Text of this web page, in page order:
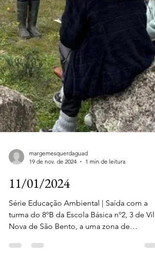
margemesquerdaguad
19 de nov. de 2024
1 min de leitura
11/01/2024
Série Educação Ambiental | Saída com a